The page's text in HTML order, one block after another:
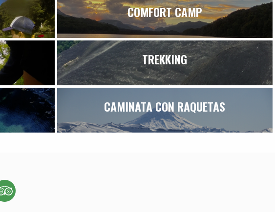
COMFORT CAMP
TREKKING
CAMINATA CON RAQUETAS